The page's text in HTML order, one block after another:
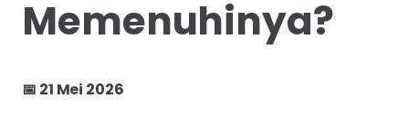
Memenuhinya?
📅 21 Mei 2026